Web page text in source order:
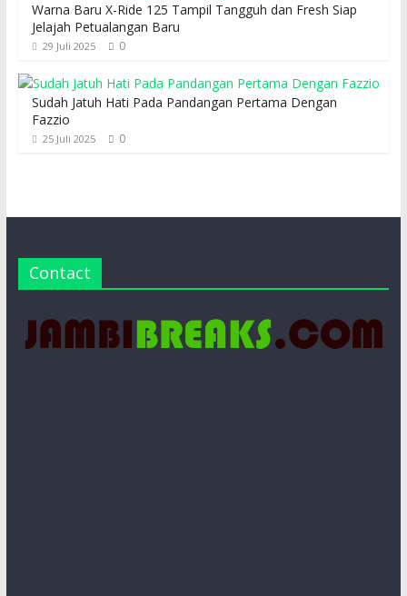
Warna Baru X-Ride 125 Tampil Tangguh dan Fresh Siap
Jelajah Petualangan Baru
29 Juli 2025 0
Sudah Jatuh Hati Pada Pandangan Pertama Dengan
Fazzio
25 Juli 2025 0
Contact